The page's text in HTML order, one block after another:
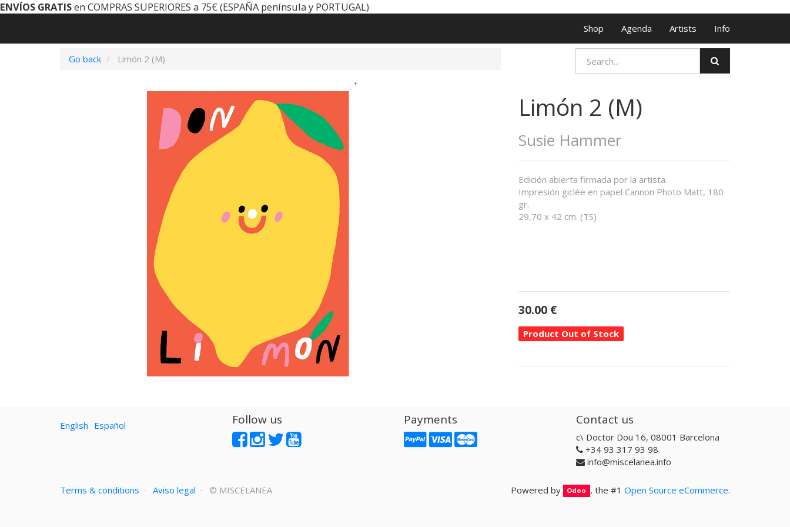
ENVÍOS GRATISen COMPRAS SUPERIORES a 75€ (ESPAÑA península y PORTUGAL)
Shop Agenda Artists Info
Go back Limón 2 (M)
Limón 2 (M)
Susie Hammer
Edición abierta firmada por la artista.
Impresión giclée en papel Cannon Photo Matt, 180
gr.
29,70 x 42 cm. (TS)
30.00 €
Product Out of Stock
English Español Follow us Payments Contact us
c\ Doctor Dou 16, 08001 Barcelona
+34 93 317 93 98
info@miscelanea.info
Powered by Odoo , the #1 Open Source eCommerce.
Terms & conditions · Aviso legal · © MISCELANEA